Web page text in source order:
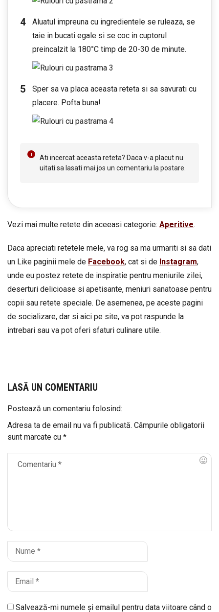
Aluatul impreuna cu ingredientele se ruleaza, se
taie in bucati egale si se coc in cuptorul
preincalzit la 180°C timp de 20-30 de minute.
Sper sa va placa aceasta reteta si sa savurati cu
placere. Pofta buna!
Ati incercat aceasta reteta? Daca v-a placut nu
uitati sa lasati mai jos un comentariu la postare.
Vezi mai multe retete din aceeasi categorie: Aperitive.
Daca apreciati retetele mele, va rog sa ma urmariti si sa dati
un Like paginii mele de Facebook, cat si de Instagram,
unde eu postez retete de inspiratie pentru meniurile zilei,
deserturi delicioase si apetisante, meniuri sanatoase pentru
copii sau retete speciale. De asemenea, pe aceste pagini
de socializare, dar si aici pe site, va pot raspunde la
intrebari sau va pot oferi sfaturi culinare utile.
LASĂ UN COMENTARIU
Postează un comentariu folosind:
Adresa ta de email nu va fi publicată. Câmpurile obligatorii
sunt marcate cu *
Salvează-mi numele și emailul pentru data viitoare când o